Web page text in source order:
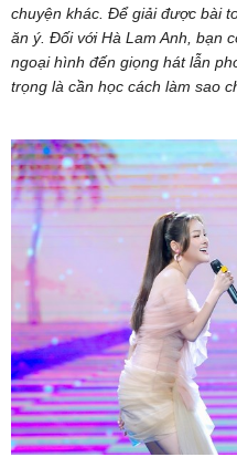
chuyện khác. Để giải được bài
ăn ý. Đối với Hà Lam Anh, bạn
ngoại hình đến giọng hát lẫn
trọng là cần học cách làm sao